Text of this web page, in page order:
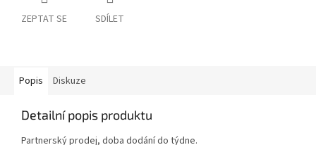
ZEPTAT SE SDÍLET
Popis Diskuze
Detailní popis produktu
Partnerský prodej, doba dodání do týdne.